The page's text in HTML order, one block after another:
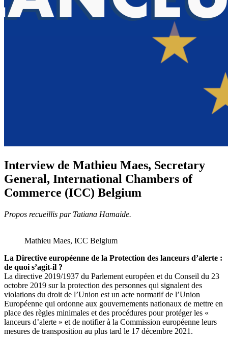
Interview de Mathieu Maes, Secretary
General, International Chambers of
Commerce (ICC) Belgium
Propos recueillis par Tatiana Hamaide.
Mathieu Maes, ICC Belgium
La Directive européenne de la Protection des lanceurs d’alerte :
de quoi s’agit-il ?
La directive 2019/1937 du Parlement européen et du Conseil du 23
octobre 2019 sur la protection des personnes qui signalent des
violations du droit de l’Union est un acte normatif de l’Union
Européenne qui ordonne aux gouvernements nationaux de mettre en
place des règles minimales et des procédures pour protéger les «
lanceurs d’alerte » et de notifier à la Commission européenne leurs
mesures de transposition au plus tard le 17 décembre 2021.